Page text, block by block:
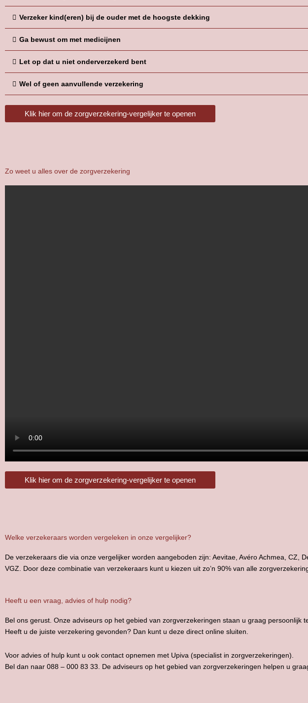
Verzeker kind(eren) bij de ouder met de hoogste dekking
Ga bewust om met medicijnen
Let op dat u niet onderverzekerd bent
Wel of geen aanvullende verzekering
Klik hier om de zorgverzekering-vergelijker te openen
Zo weet u alles over de zorgverzekering
Klik hier om de zorgverzekering-vergelijker te openen
Welke verzekeraars worden vergeleken in onze vergelijker?
De verzekeraars die via onze vergelijker worden aangeboden zijn: Aevitae, Avéro Achmea, CZ,
VGZ. Door deze combinatie van verzekeraars kunt u kiezen uit zo’n 90% van alle
Heeft u een vraag, advies of hulp nodig?
Bel ons gerust. Onze adviseurs op het gebied van zorgverzekeringen staan u graag
Heeft u de juiste verzekering gevonden? Dan kunt u deze direct online sluiten.
Voor advies of hulp kunt u ook contact opnemen met Upiva (specialist in zorgverzekeringen).
Bel dan naar 088 – 000 83 33. De adviseurs op het gebied van zorgverzekeringen helpen u